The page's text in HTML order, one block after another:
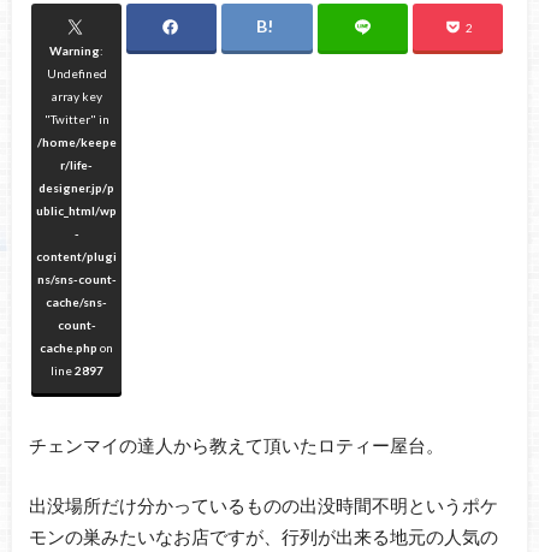
Warning:
Undefined
array key
"Twitter" in
/home/keepe
r/life-
designer.jp/p
ublic_html/wp
-
content/plugi
ns/sns-count-
cache/sns-
count-
cache.php on
line2897
2
チェンマイの達人から教えて頂いたロティー屋台。
出没場所だけ分かっているものの出没時間不明というポケ
モンの巣みたいなお店ですが、行列が出来る地元の人気の